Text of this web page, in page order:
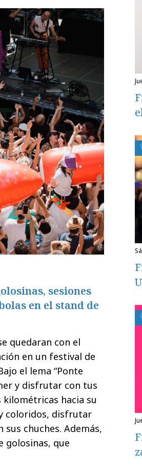
sesiones
en el stand de
quedaran con el
en un festival de
el lema “Ponte
y disfrutar con tus
hacia su
coloridos, disfrutar
chuches. Además,
golosinas, que